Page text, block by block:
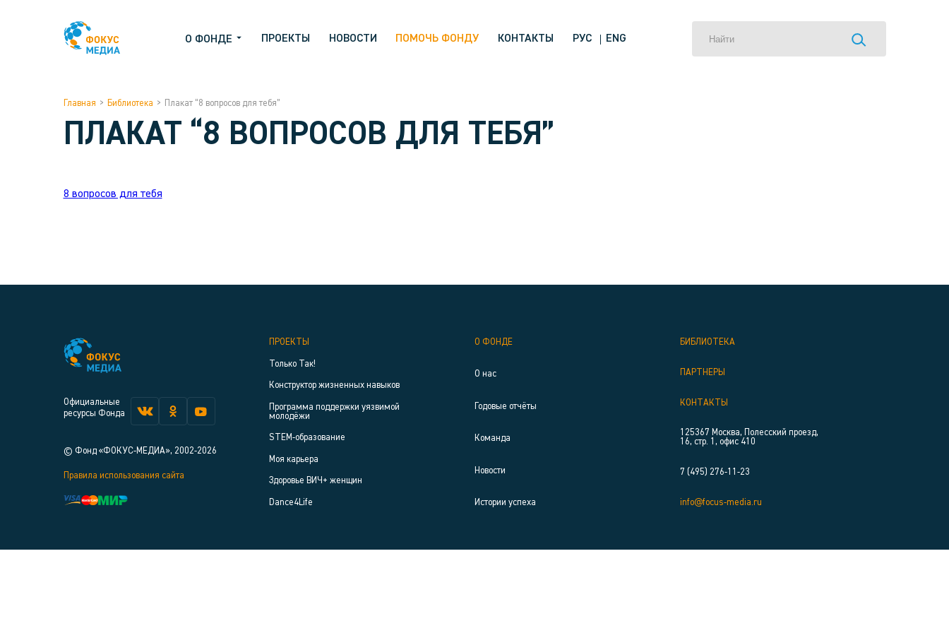
О ФОНДЕ ПРОЕКТЫ НОВОСТИ ПОМОЧЬ ФОНДУ КОНТАКТЫ РУС ENG
Главная > Библиотека > Плакат “8 вопросов для тебя”
ПЛАКАТ “8 ВОПРОСОВ ДЛЯ ТЕБЯ”
8 вопросов для тебя
Официальные
ресурсы Фонда
© Фонд «ФОКУС-МЕДИА», 2002-2026
Правила использования сайта
ПРОЕКТЫ
Только Так!
Конструктор жизненных навыков
Программа поддержки уязвимой
молодёжи
STEM-образование
Моя карьера
Здоровье ВИЧ+ женщин
Dance4Life
О ФОНДЕ
О нас
Годовые отчёты
Команда
Новости
Истории успеха
БИБЛИОТЕКА
ПАРТНЕРЫ
КОНТАКТЫ
125367 Москва, Полесский проезд,
16, стр. 1, офис 410
7 (495) 276-11-23
info@focus-media.ru